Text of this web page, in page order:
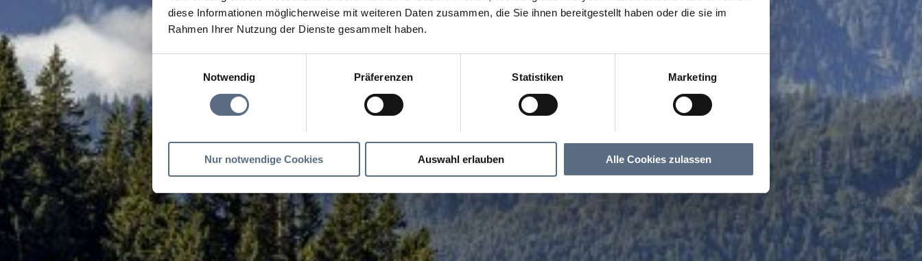
diese Informationen möglicherweise mit weiteren Daten zusammen, die Sie ihnen bereitgestellt haben oder die sie im
Rahmen Ihrer Nutzung der Dienste gesammelt haben.
Notwendig
Präferenzen Statistiken Marketing
Nur notwendige Cookies Auswahl erlauben Alle Cookies zulassen